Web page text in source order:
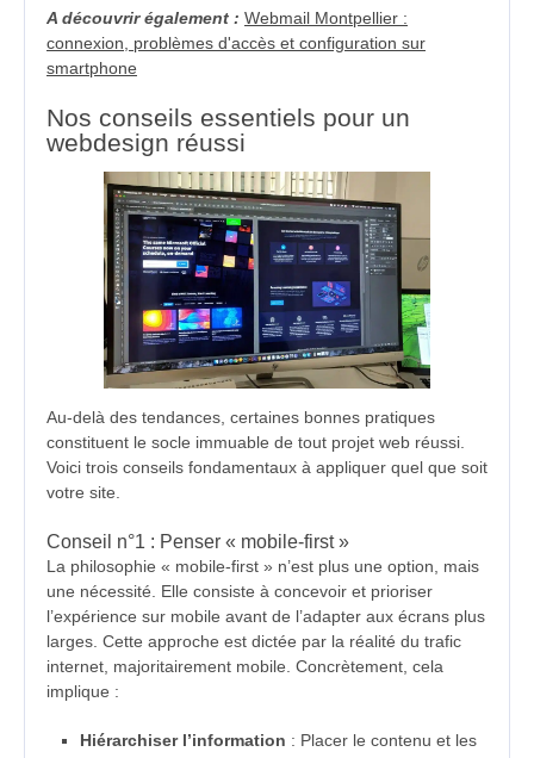
A découvrir également : Webmail Montpellier :
connexion, problèmes d'accès et configuration sur
smartphone
Nos conseils essentiels pour un
webdesign réussi
Au-delà des tendances, certaines bonnes pratiques
constituent le socle immuable de tout projet web réussi.
Voici trois conseils fondamentaux à appliquer quel que soit
votre site.
Conseil n°1 : Penser « mobile-first »
La philosophie « mobile-first » n’est plus une option, mais
une nécessité. Elle consiste à concevoir et prioriser
l’expérience sur mobile avant de l’adapter aux écrans plus
larges. Cette approche est dictée par la réalité du trafic
internet, majoritairement mobile. Concrètement, cela
implique :
Hiérarchiser l’information : Placer le contenu et les